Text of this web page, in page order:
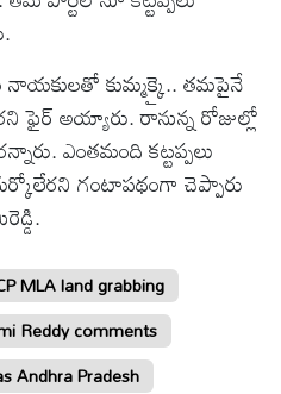
కుమ్మక్కై.. తమపైనే
ఫైర్‌ అయ్యారు. రానున్న రోజుల్లో
ఎంతమంది కట్టప్పలు
గంటాపథంగా చెప్పారు
MLA land grabbing
Reddy comments
Andhra Pradesh